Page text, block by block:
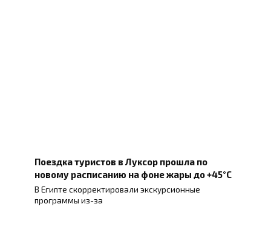
Поездка туристов в Луксор прошла по
новому расписанию на фоне жары до +45°C
В Египте скорректировали экскурсионные
программы из-за